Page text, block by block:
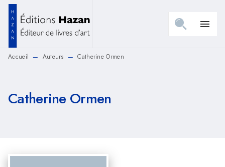
MENU RECHERCHE
PIED DE PAGE
menu
Accueil — Auteurs — Catherine Ormen
Catherine Ormen